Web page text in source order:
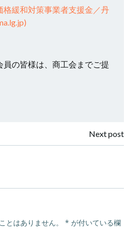
緩和対策事業者支援金／丹
の皆様は、商工会までご提
ナ
Next post
とはありません。 * が付いている欄